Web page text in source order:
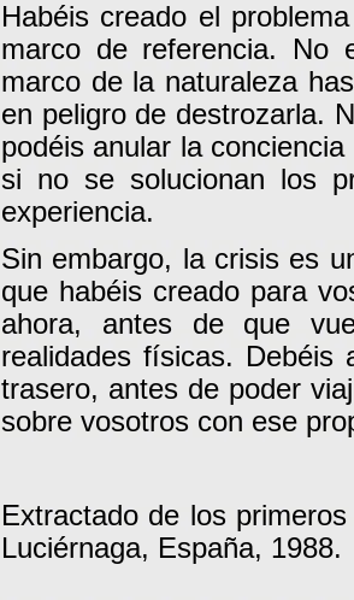
Habéis creado el
marco de referencia. No
marco de la naturaleza
en peligro de destrozarla.
podéis anular la
si no se solucionan los
experiencia.
Sin embargo, la crisis es
que habéis creado para
ahora, antes de que
realidades físicas. Debéis
trasero, antes de poder
sobre vosotros con ese
Extractado de los
Luciérnaga, España, 1988.